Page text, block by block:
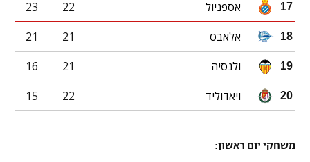
17 אספניול 22
23
18 אלאבס 21
21
19 ולנסיה 21
16
20 ויאדוליד 22
15
משחקי יום ראשון: